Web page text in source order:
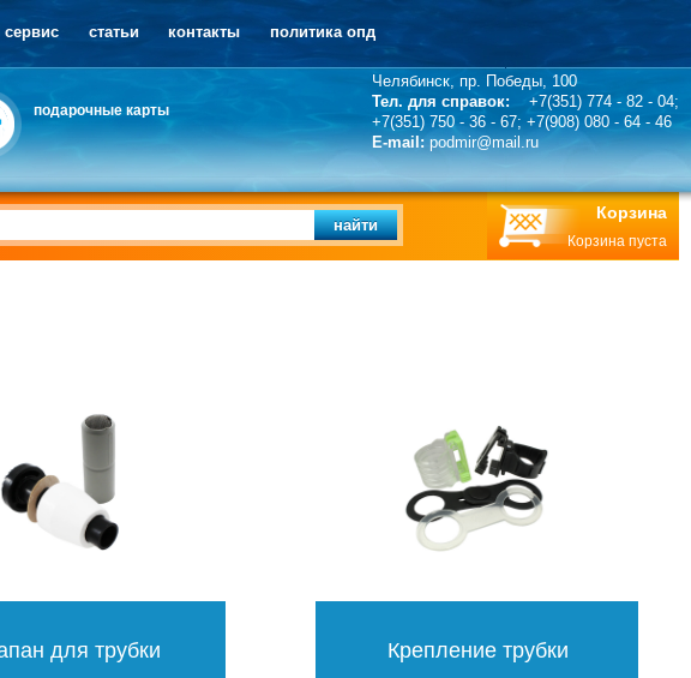
сервис статьи контакты политика опд
Челябинск, пр. Победы, 100
Тел. для справок: +7(351) 774 - 82 - 04;
+7(351) 750 - 36 - 67; +7(908) 080 - 64 - 46
E-mail:podmir@mail.ru
подарочные карты
найти
Корзина
Корзина пуста
для трубки Крепление трубки